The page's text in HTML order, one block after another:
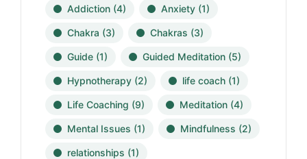
Addiction (4) Anxiety (1)
Chakra (3) Chakras (3)
Guide (1) Guided Meditation (5)
Hypnotherapy (2) life coach (1)
Life Coaching (9) Meditation (4)
Mental Issues (1) Mindfulness (2)
relationships (1)